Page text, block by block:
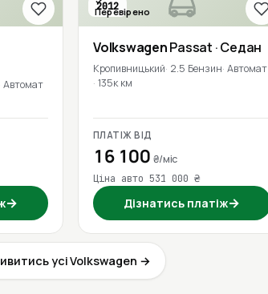
Автомат
→
2012
Перевірено
VolkswagenPassat · Седан
Кропивницький 2.5 Бензин Автомат
135к км
ПЛАТІЖ ВІД
16 100 ₴/міс
Ціна авто 531 000 ₴
Дізнатись платіж→
усі Volkswagen →